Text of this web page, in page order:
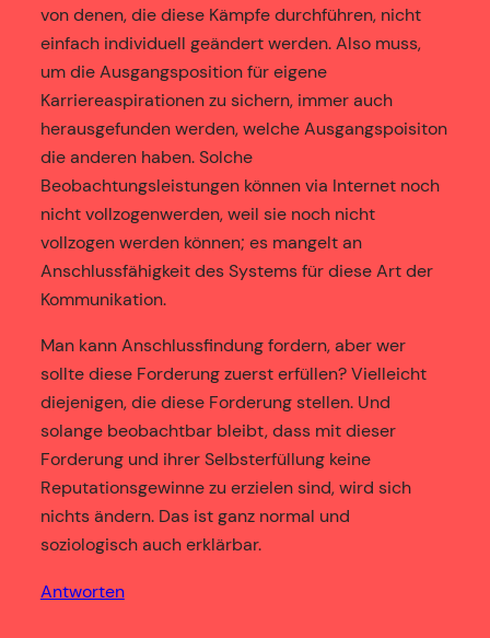
von denen, die diese Kämpfe durchführen, nicht
einfach individuell geändert werden. Also muss,
um die Ausgangsposition für eigene
Karriereaspirationen zu sichern, immer auch
herausgefunden werden, welche Ausgangspoisiton
die anderen haben. Solche
Beobachtungsleistungen können via Internet noch
nicht vollzogenwerden, weil sie noch nicht
vollzogen werden können; es mangelt an
Anschlussfähigkeit des Systems für diese Art der
Kommunikation.
Man kann Anschlussfindung fordern, aber wer
sollte diese Forderung zuerst erfüllen? Vielleicht
diejenigen, die diese Forderung stellen. Und
solange beobachtbar bleibt, dass mit dieser
Forderung und ihrer Selbsterfüllung keine
Reputationsgewinne zu erzielen sind, wird sich
nichts ändern. Das ist ganz normal und
soziologisch auch erklärbar.
Antworten